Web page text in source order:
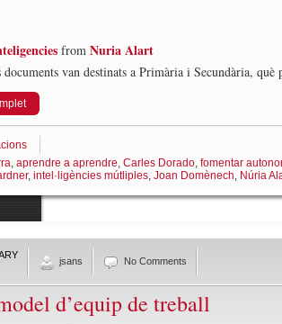
from Nuria Alart
documents van destinats a Primària i Secundària, què
, aprendre a aprendre, Carles Dorado, fomentar
, intel·ligències mútliples, Joan Domènech, Núria
jsans No Comments
d’equip de treball